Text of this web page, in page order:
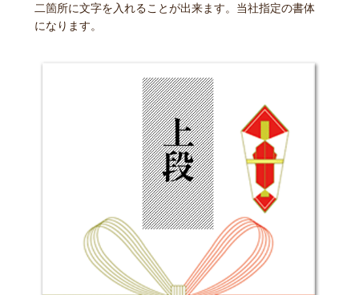
二箇所に文字を入れることが出来ます。当社指定の書体
になります。